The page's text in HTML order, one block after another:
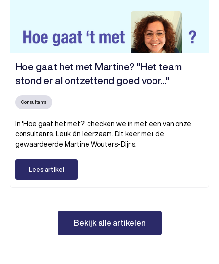
Hoe gaat het met Martine? "Het team
stond er al ontzettend goed voor..."
Consultants
In 'Hoe gaat het met?' checken we in met een van onze
consultants. Leuk én leerzaam. Dit keer met de
gewaardeerde Martine Wouters-Dijns.
Lees artikel
Bekijk alle artikelen